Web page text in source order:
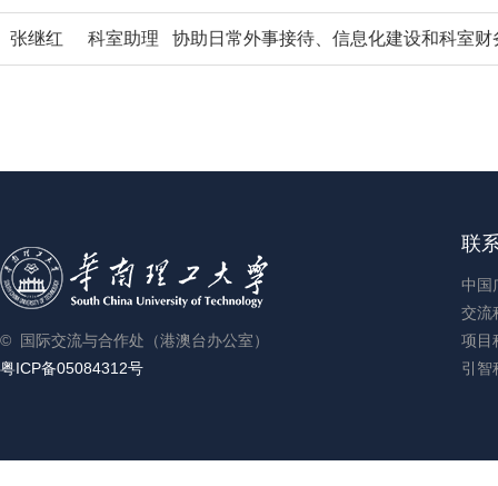
张继红 科室助理 协助日常外事接待、信息化建设和科室财
© 国际交流与合作处（港澳台办公室）
粤ICP备05084312号
联
中国
交
项
引